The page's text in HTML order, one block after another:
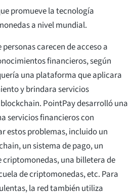
promueve la tecnología
a nivel mundial.
personas carecen de acceso a
financieros, según
una plataforma que aplicara
y brindara servicios
PointPay desarrolló una
servicios financieros con
estos problemas, incluido un
un sistema de pago, un
criptomonedas, una billetera de
de criptomonedas, etc. Para
la red también utiliza